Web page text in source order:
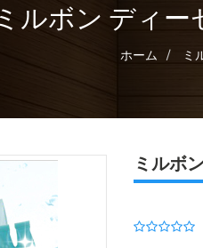
ミルボン ディー
ホーム ミ
ミルボ